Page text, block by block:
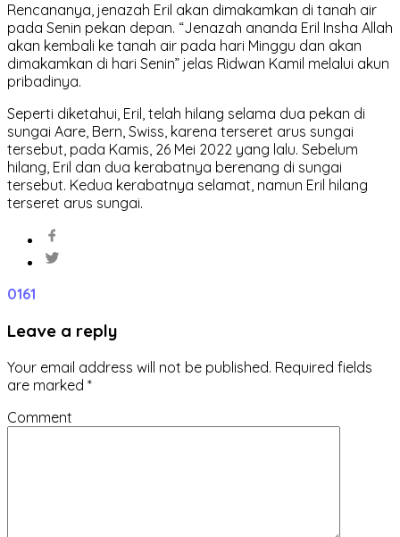
Rencananya, jenazah Eril akan dimakamkan di tanah air
pada Senin pekan depan. “Jenazah ananda Eril Insha Allah
akan kembali ke tanah air pada hari Minggu dan akan
dimakamkan di hari Senin” jelas Ridwan Kamil melalui akun
pribadinya.
Seperti diketahui, Eril, telah hilang selama dua pekan di
sungai Aare, Bern, Swiss, karena terseret arus sungai
tersebut, pada Kamis, 26 Mei 2022 yang lalu. Sebelum
hilang, Eril dan dua kerabatnya berenang di sungai
tersebut. Kedua kerabatnya selamat, namun Eril hilang
terseret arus sungai.
0161
Leave a reply
Your email address will not be published. Required fields
are marked *
Comment